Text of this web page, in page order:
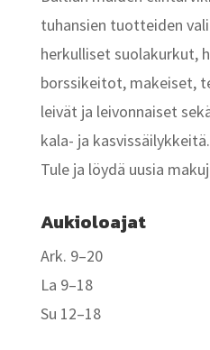
tuhansien tuotteiden
herkulliset suolakurkut,
borssikeitot, makeiset,
leivät ja leivonnaiset
kala- ja kasvissäilykkeitä.
Tule ja löydä uusia
Aukioloajat
Ark. 9–20
La 9–18
Su 12–18